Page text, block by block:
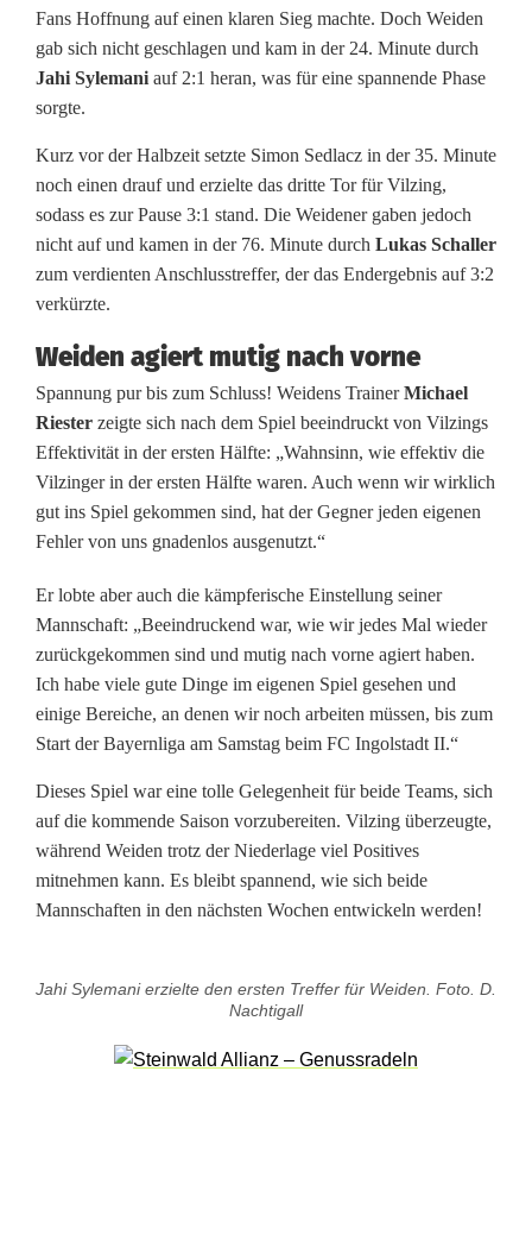
s
t
s
p
i
e
l
D
J
K
V
l
z
i
n
g
g
e
w
Fans Hoffnung auf einen klaren Sieg machte. Doch Weiden
gab sich nicht geschlagen und kam in der 24. Minute durch
Jahi Sylemani auf 2:1 heran, was für eine spannende Phase
sorgte.
Kurz vor der Halbzeit setzte Simon Sedlacz in der 35. Minute
noch einen drauf und erzielte das dritte Tor für Vilzing,
sodass es zur Pause 3:1 stand. Die Weidener gaben jedoch
nicht auf und kamen in der 76. Minute durch Lukas Schaller
zum verdienten Anschlusstreffer, der das Endergebnis auf 3:2
verkürzte.
Weiden agiert mutig nach vorne
Spannung pur bis zum Schluss! Weidens TrainerMichael
Riester zeigte sich nach dem Spiel beeindruckt von Vilzings
Effektivität in der ersten Hälfte: „Wahnsinn, wie effektiv die
Vilzinger in der ersten Hälfte waren. Auch wenn wir wirklich
gut ins Spiel gekommen sind, hat der Gegner jeden eigenen
Fehler von uns gnadenlos ausgenutzt.“
Er lobte aber auch die kämpferische Einstellung seiner
Mannschaft: „Beeindruckend war, wie wir jedes Mal wieder
zurückgekommen sind und mutig nach vorne agiert haben.
Ich habe viele gute Dinge im eigenen Spiel gesehen und
einige Bereiche, an denen wir noch arbeiten müssen, bis zum
Start der Bayernliga am Samstag beim FC Ingolstadt II.“
Dieses Spiel war eine tolle Gelegenheit für beide Teams, sich
auf die kommende Saison vorzubereiten. Vilzing überzeugte,
während Weiden trotz der Niederlage viel Positives
mitnehmen kann. Es bleibt spannend, wie sich beide
Mannschaften in den nächsten Wochen entwickeln werden!
Jahi Sylemani erzielte den ersten Treffer für Weiden. Foto. D.
Nachtigall